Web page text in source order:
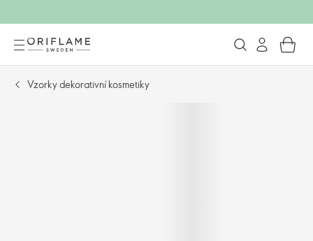
Vzorky dekorativní kosmetiky